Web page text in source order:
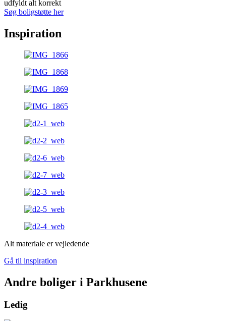
udfyldt alt korrekt
Søg boligstøtte her
Inspiration
Alt materiale er vejledende
Gå til inspiration
Andre boliger i Parkhusene
Ledig